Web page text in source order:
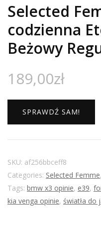
Selected
codzienna
Beżowy
189,00zł
SPRAWDŹ SAM!
SKU: af256bbceff8
Categories: Selected Femme,
Tags: bmw x3 opinie, e39,
kia venga opinie, światła do